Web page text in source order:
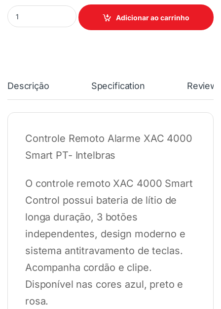
Adicionar ao carrinho
Descrição Specification
Controle Remoto Alarme XAC 4000
Smart PT- Intelbras
O controle remoto XAC 4000 Smart
Control possui bateria de lítio de
longa duração, 3 botões
independentes, design moderno e
sistema antitravamento de teclas.
Acompanha cordão e clipe.
Disponível nas cores azul, preto e
rosa.